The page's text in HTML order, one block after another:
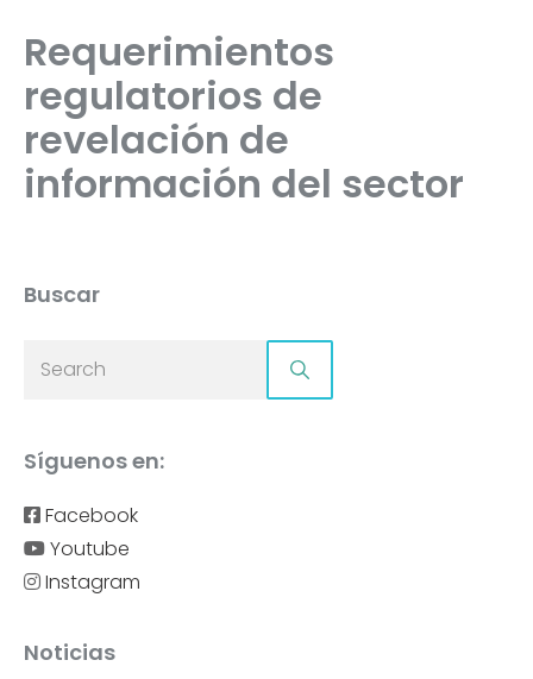
Requerimientos
regulatorios de
revelación de
información del sector
Buscar
Síguenos en:
Facebook
Youtube
Instagram
Noticias